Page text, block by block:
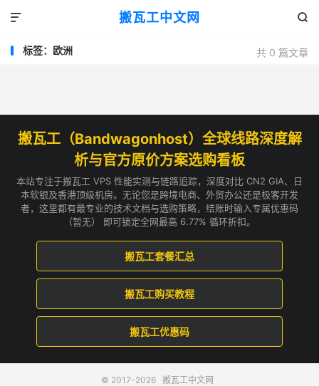
搬瓦工中文网 

共 0 篇文章
标签：欧洲
搬瓦工（Bandwagonhost）全球线路深度解
析与官方原价方案选购看板
本站专注于搬瓦工 VPS 性能实测与链路追踪，深度对比 CN2 GIA、日
本软银及香港顶级机房。无论您是跨境电商、外贸办公还是极客开发
者，这里都有最专业的技术文档与选购策略，结账时输入专属优惠码
（暂无） 即可锁定全网最高 6.77% 循环折扣。
搬瓦工套餐汇总
搬瓦工购买教程
搬瓦工优惠码
© 2017-2026 搬瓦工中文网